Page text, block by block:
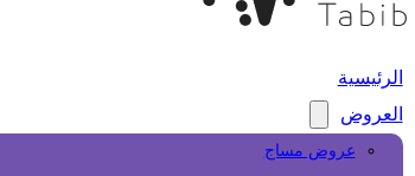
الرئيسية
العروض
عروض مساج